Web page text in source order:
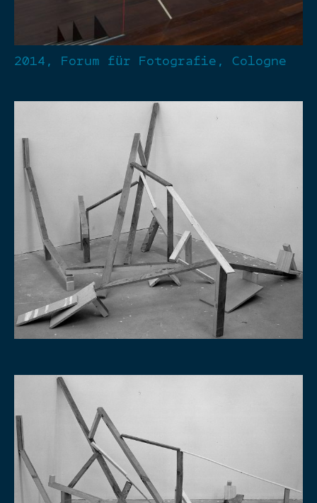
2014, Forum für Fotografie, Cologne